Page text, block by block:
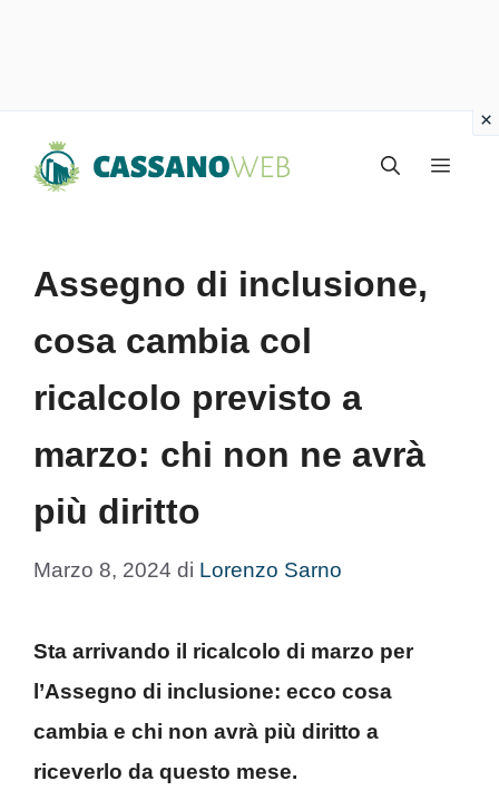
Menu
Assegno di inclusione,
cosa cambia col
ricalcolo previsto a
marzo: chi non ne avrà
più diritto
Marzo 8, 2024 di Lorenzo Sarno
Sta arrivando il ricalcolo di marzo per
l’Assegno di inclusione: ecco cosa
cambia e chi non avrà più diritto a
riceverlo da questo mese.